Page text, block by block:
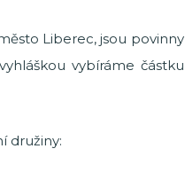
Liberec, jsou povinny
vybíráme částku
družiny: